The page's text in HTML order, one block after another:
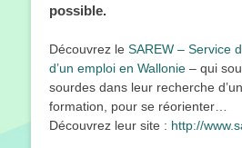
possible.
Découvrez le SAREW – Service
d’un emploi en Wallonie – qui
sourdes dans leur recherche
formation, pour se réorienter…
Découvrez leur site : http://